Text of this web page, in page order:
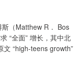
（Matthew R． Bos
“全面” 增长，其中北
文 “high-teens growth”